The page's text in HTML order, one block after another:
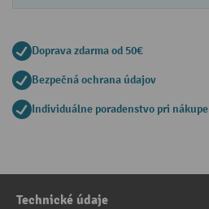
Doprava zdarma od 50€
Bezpečná ochrana údajov
Individuálne poradenstvo pri nákupe
Technické údaje